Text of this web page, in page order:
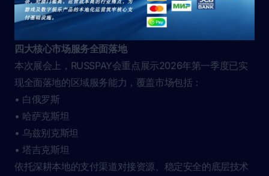
四大核心市场服务全面落地
本次展会上，RUSSPAY会重点展示2026年第一季度已实
现全面落地的区域服务能力，覆盖市场包括：
• 白俄罗斯
• 哈萨克斯坦
• 乌兹别克斯坦
• 塔吉克斯坦
依托深耕本地的支付渠道对接资源、稳定安全的底层技术